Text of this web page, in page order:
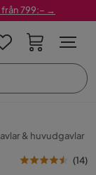
från 799:– →
& huvudgavlar
(14)